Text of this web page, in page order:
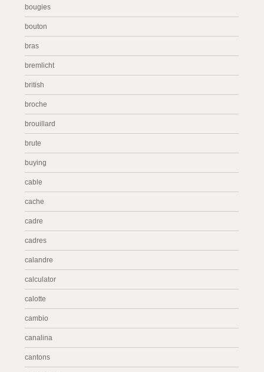
bougies
bouton
bras
bremlicht
british
broche
brouillard
brute
buying
cable
cache
cadre
cadres
calandre
calculator
calotte
cambio
canalina
cantons